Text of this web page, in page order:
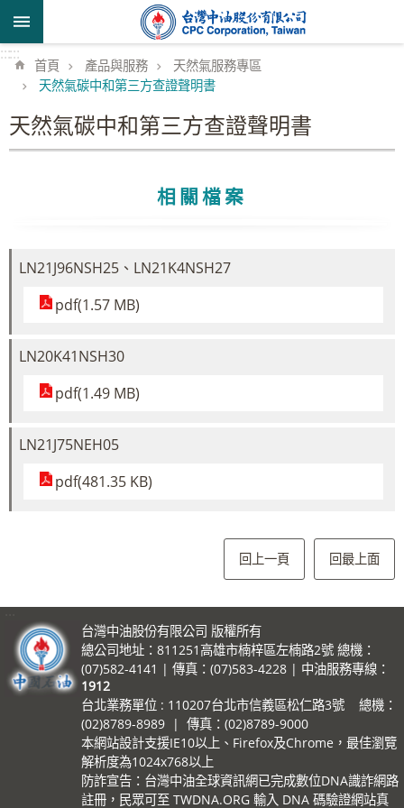
跳到主要內容區塊
::::::
首頁 產品與服務
天然氣服務專區
天然氣碳中和第三方查證聲明書
天然氣碳中和第三方查證聲明書
相關檔案
LN21J96NSH25、LN21K4NSH27
pdf(1.57 MB)
LN20K41NSH30
pdf(1.49 MB)
LN21J75NEH05
pdf(481.35 KB)
回上一頁 回最上面
台灣中油股份有限公司 版權所有
總公司地址：811251高雄市楠梓區左楠路2號 總機：
(07)582-4141 | 傳真：(07)583-4228 | 中油服務專線：
1912
台北業務單位 : 110207台北市信義區松仁路3號 總機：
(02)8789-8989 | 傳真：(02)8789-9000
本網站設計支援IE10以上、Firefox及Chrome，最佳瀏覽
解析度為1024x768以上
防詐宣告：台灣中油全球資訊網已完成數位DNA識詐網路
註冊，民眾可至 TWDNA.ORG 輸入 DNA 碼驗證網站真